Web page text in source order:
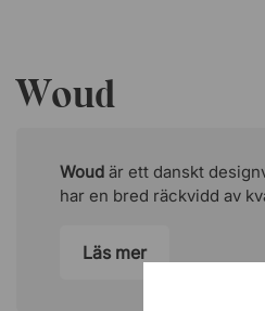
Woud
Woud är ett danskt
har en bred räckvidd av
Läs mer